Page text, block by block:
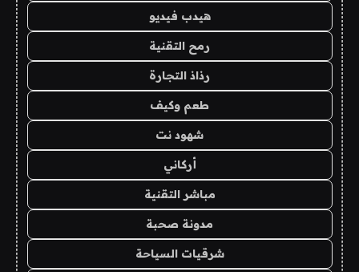
هيدب فيديو
رمح التقنية
رذاذ التجارة
طعم وكيف
شهود نت
أركاني
مباشر التقنية
مدونة صحبة
شرقيات السياحة